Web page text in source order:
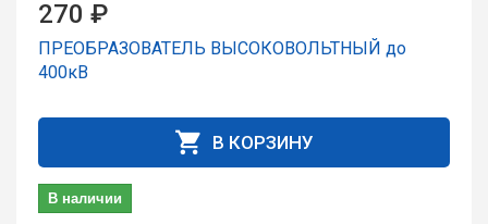
270 ₽
ПРЕОБРАЗОВАТЕЛЬ ВЫСОКОВОЛЬТНЫЙ до
400кВ
В КОРЗИНУ
В наличии